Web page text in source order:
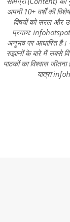
अपनी 10+ वर्षों की
विषयों को सरल और
प्रमाण:
अनुभव पर आधारित है।
रुझानों के बारे में सबसे
पाठकों का विश्वास
यात्रा